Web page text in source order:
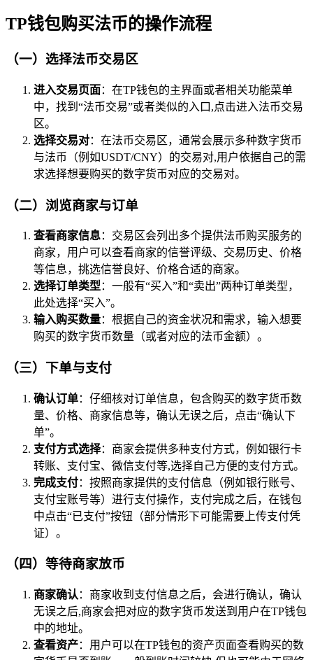
TP钱包购买法币的操作流程
（一）选择法币交易区
进入交易页面：在TP钱包的主界面或者相关功能菜单
中，找到“法币交易”或者类似的入口,点击进入法币交易
区。
选择交易对：在法币交易区，通常会展示多种数字货币
与法币（例如USDT/CNY）的交易对,用户依据自己的需
求选择想要购买的数字货币对应的交易对。
（二）浏览商家与订单
查看商家信息：交易区会列出多个提供法币购买服务的
商家，用户可以查看商家的信誉评级、交易历史、价格
等信息，挑选信誉良好、价格合适的商家。
选择订单类型 ：一般有“买入”和“卖出”两种订单类型，
此处选择“买入”。
输入购买数量：根据自己的资金状况和需求，输入想要
购买的数字货币数量（或者对应的法币金额）。
（三）下单与支付
确认订单：仔细核对订单信息，包含购买的数字货币数
量、价格、商家信息等，确认无误之后，点击“确认下
单”。
支付方式选择：商家会提供多种支付方式，例如银行卡
转账、支付宝、微信支付等,选择自己方便的支付方式。
完成支付：按照商家提供的支付信息（例如银行账号、
支付宝账号等）进行支付操作，支付完成之后，在钱包
中点击“已支付”按钮（部分情形下可能需要上传支付凭
证）。
（四）等待商家放币
商家确认 ：商家收到支付信息之后，会进行确认，确认
无误之后,商家会把对应的数字货币发送到用户在TP钱包
中的地址。
查看资产：用户可以在TP钱包的资产页面查看购买的数